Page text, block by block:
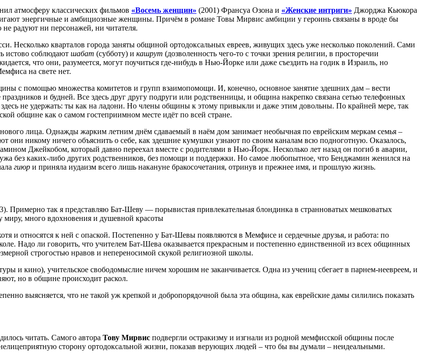
атмосферу классических фильмов «Восемь женщин» (2001) Франсуа Озона и «Женские интриги» Джорджа Кьюкора
энергичные и амбициозные женщины. Причём в романе Товы Мирвис амбиции у героинь связаны в вроде бы
радуют ни персонажей, ни читателя.
Несколько кварталов города заняты общиной ортодоксальных евреев, живущих здесь уже несколько поколений. Сами
истово соблюдают шабат (субботу) и кашрут (дозволенность чего-то с точки зрения религии, в просторечии
что они, разумеется, могут поучиться где-нибудь в Нью-Йорке или даже съездить на годик в Израиль, но
на свете нет.
с помощью множества комитетов и групп взаимопомощи. И, конечно, основное занятие здешних дам – вести
и будней. Все здесь друг другу подруги или родственницы, и община накрепко связана сетью телефонных
не удержать: ты как на ладони. Но члены общины к этому привыкли и даже этим довольны. По крайней мере, так
общине как о самом гостеприимном месте идёт по всей стране.
лица. Однажды жарким летним днём сдаваемый в наём дом занимает необычная по еврейским меркам семья –
никому ничего объяснить о себе, как здешние кумушки узнают по своим каналам всю подноготную. Оказалось,
Джейкобом, который давно переехал вместе с родителями в Нью-Йорк. Несколько лет назад он погиб в аварии,
без каких-либо других родственников, без помощи и поддержки. Но самое любопытное, что Бенджамин женился на
гиюр и приняла иудаизм всего лишь накануне бракосочетания, отринув и прежнее имя, и прошлую жизнь.
так я представляю Бат-Шеву — порывистая привлекательная блондинка в странноватых мешковатых
миру, много вдохновения и душевной красоты
и относятся к ней с опаской. Постепенно у Бат-Шевы появляются в Мемфисе и сердечные друзья, и работа: по
Надо ли говорить, что учителем Бат-Шева оказывается прекрасным и постепенно единственной из всех общинных
строгостью нравов и непереносимой скукой религиозной школы.
и кино), учительское свободомыслие ничем хорошим не заканчивается. Одна из учениц сбегает в парнем-неевреем, и
но в общине происходит раскол.
выясняется, что не такой уж крепкой и добропорядочной была эта община, как еврейские дамы силились показать
читать. Самого автора Тову Мирвис подвергли остракизму и изгнали из родной мемфисской общины после
сторону ортодоксальной жизни, показав верующих людей – что бы вы думали – неидеальными.